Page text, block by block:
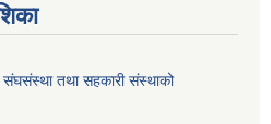
संघसंस्था तथा सहकारी संस्थाको